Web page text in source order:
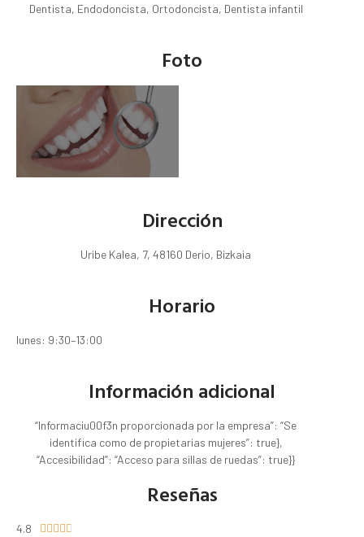
Dentista, Endodoncista, Ortodoncista, Dentista infantil
Foto
Dirección
Uribe Kalea, 7, 48160 Derio, Bizkaia
Horario
lunes: 9:30–13:00
Información adicional
“Informaciu00f3n proporcionada por la empresa”: “Se
identifica como de propietarias mujeres”: true},
“Accesibilidad”: “Acceso para sillas de ruedas”: true}}
Reseñas
4.8     